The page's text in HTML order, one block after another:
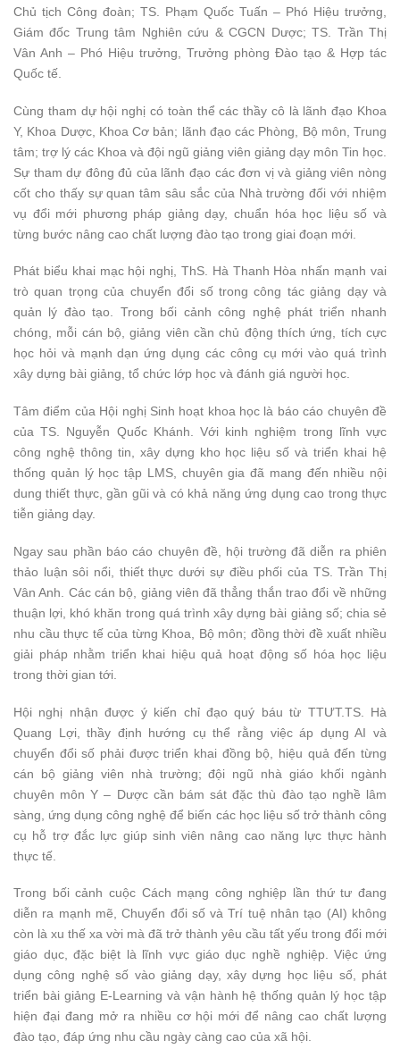
Chủ tịch Công đoàn; TS. Phạm Quốc Tuấn – Phó Hiệu trưởng,
Giám đốc Trung tâm Nghiên cứu & CGCN Dược; TS. Trần Thị
Vân Anh – Phó Hiệu trưởng, Trưởng phòng Đào tạo & Hợp tác
Quốc tế.
Cùng tham dự hội nghị có toàn thể các thầy cô là lãnh đạo Khoa
Y, Khoa Dược, Khoa Cơ bản; lãnh đạo các Phòng, Bộ môn, Trung
tâm; trợ lý các Khoa và đội ngũ giảng viên giảng dạy môn Tin học.
Sự tham dự đông đủ của lãnh đạo các đơn vị và giảng viên nòng
cốt cho thấy sự quan tâm sâu sắc của Nhà trường đối với nhiệm
vụ đổi mới phương pháp giảng dạy, chuẩn hóa học liệu số và
từng bước nâng cao chất lượng đào tạo trong giai đoạn mới.
Phát biểu khai mạc hội nghị, ThS. Hà Thanh Hòa nhấn mạnh vai
trò quan trọng của chuyển đổi số trong công tác giảng dạy và
quản lý đào tạo. Trong bối cảnh công nghệ phát triển nhanh
chóng, mỗi cán bộ, giảng viên cần chủ động thích ứng, tích cực
học hỏi và mạnh dạn ứng dụng các công cụ mới vào quá trình
xây dựng bài giảng, tổ chức lớp học và đánh giá người học.
Tâm điểm của Hội nghị Sinh hoạt khoa học là báo cáo chuyên đề
của TS. Nguyễn Quốc Khánh. Với kinh nghiệm trong lĩnh vực
công nghệ thông tin, xây dựng kho học liệu số và triển khai hệ
thống quản lý học tập LMS, chuyên gia đã mang đến nhiều nội
dung thiết thực, gần gũi và có khả năng ứng dụng cao trong thực
tiễn giảng dạy.
Ngay sau phần báo cáo chuyên đề, hội trường đã diễn ra phiên
thảo luận sôi nổi, thiết thực dưới sự điều phối của TS. Trần Thị
Vân Anh. Các cán bộ, giảng viên đã thẳng thắn trao đổi về những
thuận lợi, khó khăn trong quá trình xây dựng bài giảng số; chia sẻ
nhu cầu thực tế của từng Khoa, Bộ môn; đồng thời đề xuất nhiều
giải pháp nhằm triển khai hiệu quả hoạt động số hóa học liệu
trong thời gian tới.
Hội nghị nhận được ý kiến chỉ đạo quý báu từ TTƯT.TS. Hà
Quang Lợi, thầy định hướng cụ thể rằng việc áp dụng AI và
chuyển đổi số phải được triển khai đồng bộ, hiệu quả đến từng
cán bộ giảng viên nhà trường; đội ngũ nhà giáo khối ngành
chuyên môn Y – Dược cần bám sát đặc thù đào tạo nghề lâm
sàng, ứng dụng công nghệ để biến các học liệu số trở thành công
cụ hỗ trợ đắc lực giúp sinh viên nâng cao năng lực thực hành
thực tế.
Trong bối cảnh cuộc Cách mạng công nghiệp lần thứ tư đang
diễn ra mạnh mẽ, Chuyển đổi số và Trí tuệ nhân tạo (AI) không
còn là xu thế xa vời mà đã trở thành yêu cầu tất yếu trong đổi mới
giáo dục, đặc biệt là lĩnh vực giáo dục nghề nghiệp. Việc ứng
dụng công nghệ số vào giảng dạy, xây dựng học liệu số, phát
triển bài giảng E-Learning và vận hành hệ thống quản lý học tập
hiện đại đang mở ra nhiều cơ hội mới để nâng cao chất lượng
đào tạo, đáp ứng nhu cầu ngày càng cao của xã hội.